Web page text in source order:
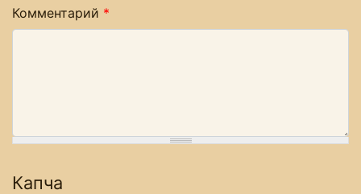
Комментарий *
Капча